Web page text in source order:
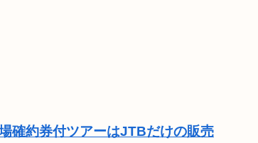
確約券付ツアーはJTBだけの販売